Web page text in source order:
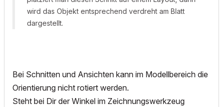
wird das Objekt entsprechend verdreht am Blatt
dargestellt.
Bei Schnitten und Ansichten kann im Modellbereich die
Orientierung nicht rotiert werden.
Steht bei Dir der Winkel im Zeichnungswerkzeug